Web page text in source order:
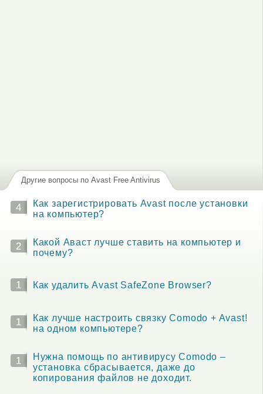
Другие вопросы по Avast Free Antivirus
4
Как зарегистрировать Avast после установки
на компьютер?
2
Какой Аваст лучше ставить на компьютер и
почему?
1 Как удалить Avast SafeZone Browser?
1
Как лучше настроить связку Comodo + Avast!
на одном компьютере?
1
Нужна помощь по антивирусу Comodo –
установка сбрасывается, даже до
копирования файлов не доходит.